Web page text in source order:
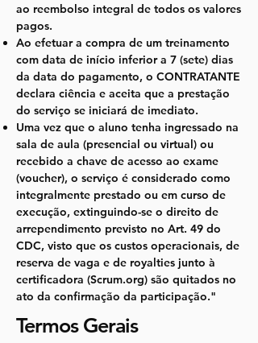
ao reembolso integral de todos os valores
pagos.
Ao efetuar a compra de um treinamento
com data de início inferior a 7 (sete) dias
da data do pagamento, o CONTRATANTE
declara ciência e aceita que a prestação
do serviço se iniciará de imediato.
Uma vez que o aluno tenha ingressado na
sala de aula (presencial ou virtual) ou
recebido a chave de acesso ao exame
(voucher), o serviço é considerado como
integralmente prestado ou em curso de
execução, extinguindo-se o direito de
arrependimento previsto no Art. 49 do
CDC, visto que os custos operacionais, de
reserva de vaga e de royalties junto à
certificadora (Scrum.org) são quitados no
ato da confirmação da participação."
Termos Gerais